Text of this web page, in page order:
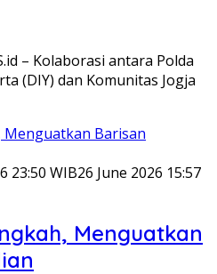
– Kolaborasi antara Polda
(DIY) dan Komunitas Jogja
23:50 WIB26 June 2026 15:57
Menguatkan